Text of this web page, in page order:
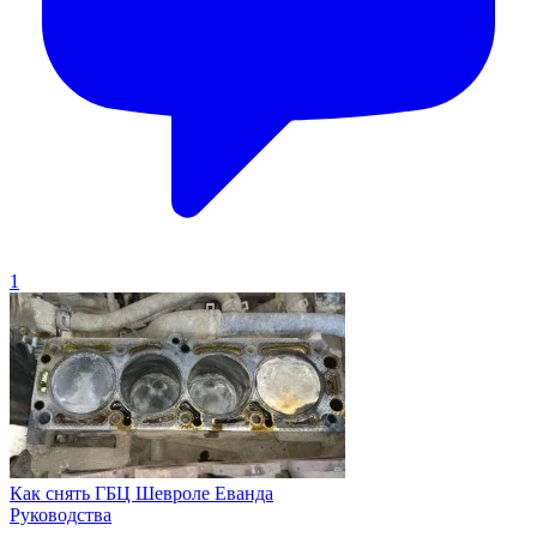
1
Как снять ГБЦ Шевроле Еванда
Руководства